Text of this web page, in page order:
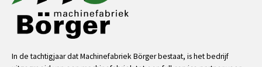
In de tachtigjaar dat Machinefabriek Börger bestaat, is het bedrijf